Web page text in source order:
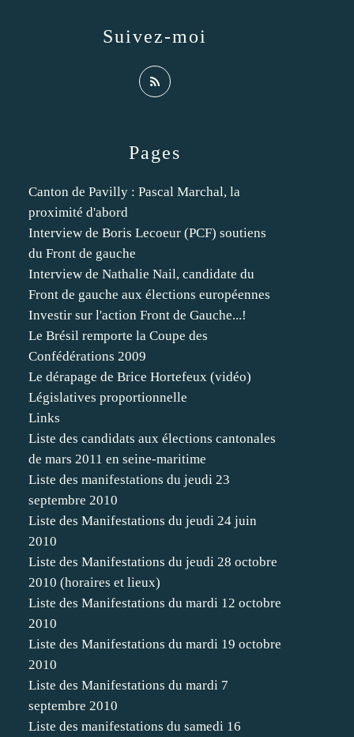
Pages
Canton de Pavilly : Pascal Marchal, la
proximité d'abord
Interview de Boris Lecoeur (PCF) soutiens
du Front de gauche
Interview de Nathalie Nail, candidate du
Front de gauche aux élections européennes
Investir sur l'action Front de Gauche...!
Le Brésil remporte la Coupe des
Confédérations 2009
Le dérapage de Brice Hortefeux (vidéo)
Législatives proportionnelle
Links
Liste des candidats aux élections cantonales
de mars 2011 en seine-maritime
Liste des manifestations du jeudi 23
septembre 2010
Liste des Manifestations du jeudi 24 juin
2010
Liste des Manifestations du jeudi 28 octobre
2010 (horaires et lieux)
Liste des Manifestations du mardi 12 octobre
2010
Liste des Manifestations du mardi 19 octobre
2010
Liste des Manifestations du mardi 7
septembre 2010
Liste des manifestations du samedi 16
Suivez-moi